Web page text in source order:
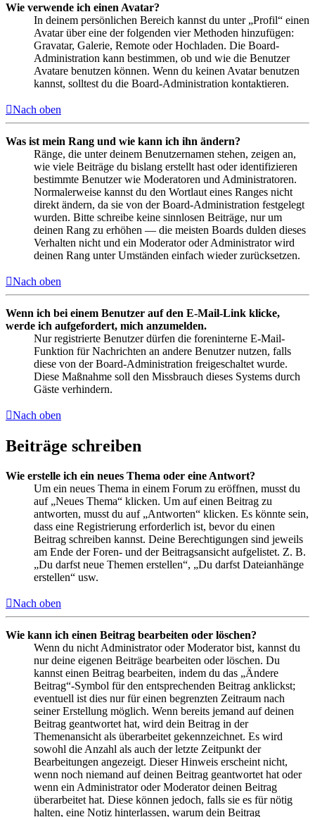
Wie verwende ich einen Avatar?
In deinem persönlichen Bereich kannst du unter „Profil“ einen
Avatar über eine der folgenden vier Methoden hinzufügen:
Gravatar, Galerie, Remote oder Hochladen. Die Board-
Administration kann bestimmen, ob und wie die Benutzer
Avatare benutzen können. Wenn du keinen Avatar benutzen
kannst, solltest du die Board-Administration kontaktieren.
Nach oben
Was ist mein Rang und wie kann ich ihn ändern?
Ränge, die unter deinem Benutzernamen stehen, zeigen an,
wie viele Beiträge du bislang erstellt hast oder identifizieren
bestimmte Benutzer wie Moderatoren und Administratoren.
Normalerweise kannst du den Wortlaut eines Ranges nicht
direkt ändern, da sie von der Board-Administration festgelegt
wurden. Bitte schreibe keine sinnlosen Beiträge, nur um
deinen Rang zu erhöhen — die meisten Boards dulden dieses
Verhalten nicht und ein Moderator oder Administrator wird
deinen Rang unter Umständen einfach wieder zurücksetzen.
Nach oben
Wenn ich bei einem Benutzer auf den E-Mail-Link klicke,
werde ich aufgefordert, mich anzumelden.
Nur registrierte Benutzer dürfen die foreninterne E-Mail-
Funktion für Nachrichten an andere Benutzer nutzen, falls
diese von der Board-Administration freigeschaltet wurde.
Diese Maßnahme soll den Missbrauch dieses Systems durch
Gäste verhindern.
Nach oben
Beiträge schreiben
Wie erstelle ich ein neues Thema oder eine Antwort?
Um ein neues Thema in einem Forum zu eröffnen, musst du
auf „Neues Thema“ klicken. Um auf einen Beitrag zu
antworten, musst du auf „Antworten“ klicken. Es könnte sein,
dass eine Registrierung erforderlich ist, bevor du einen
Beitrag schreiben kannst. Deine Berechtigungen sind jeweils
am Ende der Foren- und der Beitragsansicht aufgelistet. Z. B.
„Du darfst neue Themen erstellen“, „Du darfst Dateianhänge
erstellen“ usw.
Nach oben
Wie kann ich einen Beitrag bearbeiten oder löschen?
Wenn du nicht Administrator oder Moderator bist, kannst du
nur deine eigenen Beiträge bearbeiten oder löschen. Du
kannst einen Beitrag bearbeiten, indem du das „Ändere
Beitrag“-Symbol für den entsprechenden Beitrag anklickst;
eventuell ist dies nur für einen begrenzten Zeitraum nach
seiner Erstellung möglich. Wenn bereits jemand auf deinen
Beitrag geantwortet hat, wird dein Beitrag in der
Themenansicht als überarbeitet gekennzeichnet. Es wird
sowohl die Anzahl als auch der letzte Zeitpunkt der
Bearbeitungen angezeigt. Dieser Hinweis erscheint nicht,
wenn noch niemand auf deinen Beitrag geantwortet hat oder
wenn ein Administrator oder Moderator deinen Beitrag
überarbeitet hat. Diese können jedoch, falls sie es für nötig
halten, eine Notiz hinterlassen, warum dein Beitrag